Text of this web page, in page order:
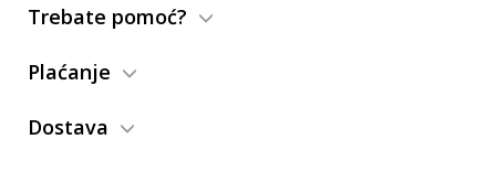
Trebate pomoć?
Plaćanje
Dostava